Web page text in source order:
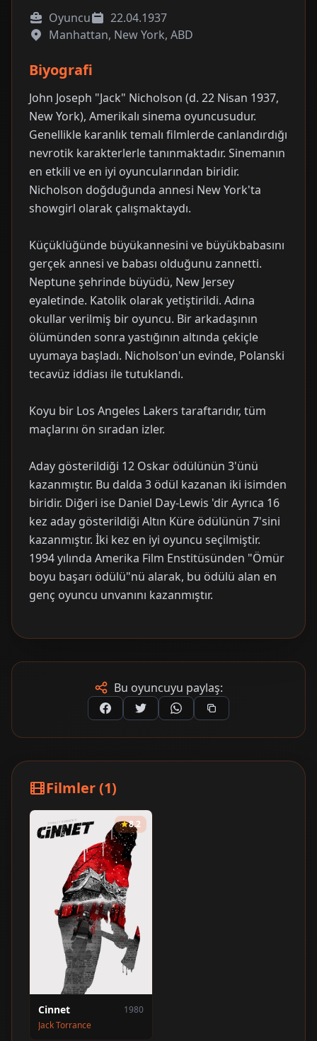
Oyuncu
22.04.1937
Manhattan, New York, ABD
Biyografi
John Joseph "Jack" Nicholson (d. 22 Nisan 1937,
New York), Amerikalı sinema oyuncusudur.
Genellikle karanlık temalı filmlerde canlandırdığı
nevrotik karakterlerle tanınmaktadır. Sinemanın
en etkili ve en iyi oyuncularından biridir.
Nicholson doğduğunda annesi New York'ta
showgirl olarak çalışmaktaydı.
Küçüklüğünde büyükannesini ve büyükbabasını
gerçek annesi ve babası olduğunu zannetti.
Neptune şehrinde büyüdü, New Jersey
eyaletinde. Katolik olarak yetiştirildi. Adına
okullar verilmiş bir oyuncu. Bir arkadaşının
ölümünden sonra yastığının altında çekiçle
uyumaya başladı. Nicholson'un evinde, Polanski
tecavüz iddiası ile tutuklandı.
Koyu bir Los Angeles Lakers taraftarıdır, tüm
maçlarını ön sıradan izler.
Aday gösterildiği 12 Oskar ödülünün 3'ünü
kazanmıştır. Bu dalda 3 ödül kazanan iki isimden
biridir. Diğeri ise Daniel Day-Lewis 'dir Ayrıca 16
kez aday gösterildiği Altın Küre ödülünün 7'sini
kazanmıştır. İki kez en iyi oyuncu seçilmiştir.
1994 yılında Amerika Film Enstitüsünden "Ömür
boyu başarı ödülü"nü alarak, bu ödülü alan en
genç oyuncu unvanını kazanmıştır.
Bu oyuncuyu paylaş:
Filmler (1)
8.2
Cinnet
1980
Jack Torrance